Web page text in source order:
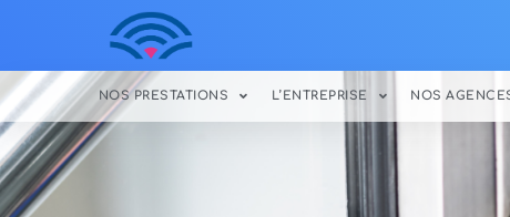
NOS PRESTATIONS L’ENTREPRISE NOS